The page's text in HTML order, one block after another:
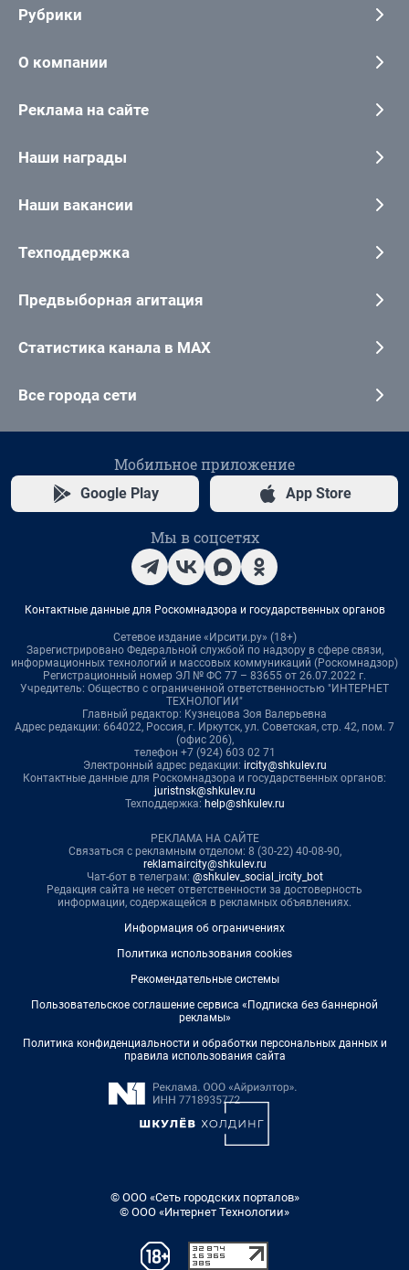
Рубрики
О компании
Реклама на сайте
Наши награды
Наши вакансии
Техподдержка
Предвыборная агитация
Статистика канала в MAX
Все города сети
Мобильное приложение
Google Play App Store
Мы в соцсетях
Контактные данные для Роскомнадзора и государственных органов
Сетевое издание «Ирсити.ру» (18+)
Зарегистрировано Федеральной службой по надзору в сфере связи,
информационных технологий и массовых коммуникаций (Роскомнадзор)
Регистрационный номер ЭЛ № ФС 77 – 83655 от 26.07.2022 г.
Учредитель: Общество с ограниченной ответственностью "ИНТЕРНЕТ
ТЕХНОЛОГИИ"
Главный редактор: Кузнецова Зоя Валерьевна
Адрес редакции: 664022, Россия, г. Иркутск, ул. Советская, стр. 42, пом. 7
(офис 206),
телефон +7 (924) 603 02 71
Электронный адрес редакции: ircity@shkulev.ru
Контактные данные для Роскомнадзора и государственных органов:
juristnsk@shkulev.ru
Техподдержка: help@shkulev.ru
РЕКЛАМА НА САЙТЕ
Связаться с рекламным отделом: 8 (30-22) 40-08-90,
reklamaircity@shkulev.ru
Чат-бот в телеграм: @shkulev_social_ircity_bot
Редакция сайта не несет ответственности за достоверность
информации, содержащейся в рекламных объявлениях.
Информация об ограничениях
Политика использования cookies
Рекомендательные системы
Пользовательское соглашение сервиса «Подписка без баннерной
рекламы»
Политика конфиденциальности и обработки персональных данных и
правила использования сайта
© ООО «Сеть городских порталов»
© ООО «Интернет Технологии»